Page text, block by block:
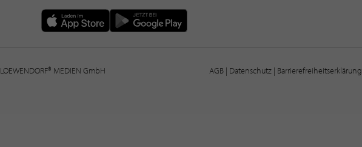
LOEWENDORF® MEDIEN GmbH AGB | Datenschutz | Barrierefreiheitserklärung